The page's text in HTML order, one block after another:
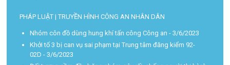
PHÁP LUẬT | TRUYỀN HÌNH CÔNG AN NHÂN DÂN
Nhóm côn đồ dùng hung khí tấn công Công an - 3/6/2023
Khởi tố 3 bị can vụ sai phạm tại Trung tâm đăng kiểm 92-
02D - 3/6/2023